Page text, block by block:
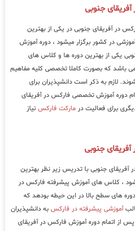
جنوبی
در آفریقای جنوبی در یکی از بهترین
در کشور برگزار میشود ، دوره آموزش
یکی از بهترین دوره ها و کلاس های
باشد که بصورت کاملا تخصصی کلیه مفاهیم
لازم به ذکر است دانشپذیران برای
دوره آموزش تخصصی فارکس در آفریقای
برای فعالیت در مارکت فارکس نیاز
جنوبی
جنوبی با تدریس زیر نظر بهترین
، کلاس های آموزش پیشرفته فارکس در
های سطح بالا در این حیطه بودهد که
آموزشی پیشرفته در فارکس به دانشپذیران
از اتمام دوره آموزش فارکس در آفریقای